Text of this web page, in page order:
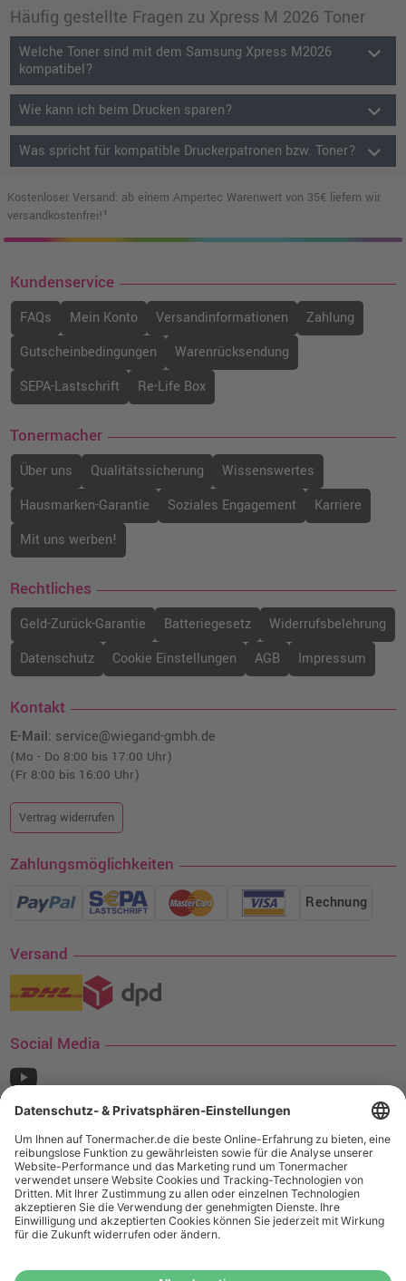
Häufig gestellte Fragen zu Xpress M 2026 Toner
Welche Toner sind mit dem Samsung Xpress M2026
kompatibel?
keyboard_arrow_down
Wie kann ich beim Drucken sparen? keyboard_arrow_down
Was spricht für kompatible Druckerpatronen bzw. Toner? keyboard_arrow_down
Kostenloser Versand: ab einem Ampertec Warenwert von 35€ liefern wir
versandkostenfrei!¹
Kundenservice
FAQs Mein Konto Versandinformationen
Zahlung
Gutscheinbedingungen
Warenrücksendung
SEPA-Lastschrift
Re-Life Box
Tonermacher
Über uns Qualitätssicherung
Wissenswertes
Hausmarken-Garantie
Soziales Engagement
Karriere
Mit uns werben!
Rechtliches
Geld-Zurück-Garantie Batteriegesetz
Widerrufsbelehrung
Datenschutz
Cookie Einstellungen AGB Impressum
Kontakt
E-Mail: service@wiegand-gmbh.de
(Mo - Do 8:00 bis 17:00 Uhr)
(Fr 8:00 bis 16:00 Uhr)
Vertrag widerrufen
Zahlungsmöglichkeiten
Rechnung
Versand
Social Media
¹ Nur gültig für den Versand innerhalb Deutschlands. Befindet sich ein Warenwert
von mindestens 35€ (inkl. Mwst.) an Ampertec Artikeln in Ihrem Warenkorb, ist der
Versand für Sie kostenfrei.